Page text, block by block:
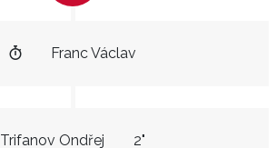
Franc Václav
Trifanov Ondřej 2"